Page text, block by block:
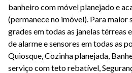
banheiro com móvel planejado e
(permanece no imóvel). Para maior
grades em todas as janelas térreas
de alarme e sensores em todas as
Quiosque, Cozinha planejada,
serviço com teto rebatível,